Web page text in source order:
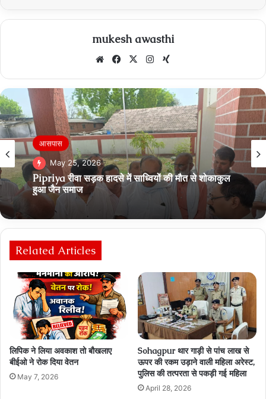
mukesh awasthi
WebsiteFacebook
X Instagram
आसपास
May 25, 2026
Pipriya रीवा सड़क हादसे में साध्वियों की मौत से शोकाकुल
हुआ जैन समाज
Related Articles
लिपिक ने लिया अवकाश तो बौखलाए
बीईओ ने रोक दिया वेतन
May 7, 2026
Sohagpur थार गाड़ी से पांच लाख से
ऊपर की रकम उड़ाने वाली महिला अरेस्ट,
पुलिस की तत्परता से पकड़ी गई महिला
April 28, 2026